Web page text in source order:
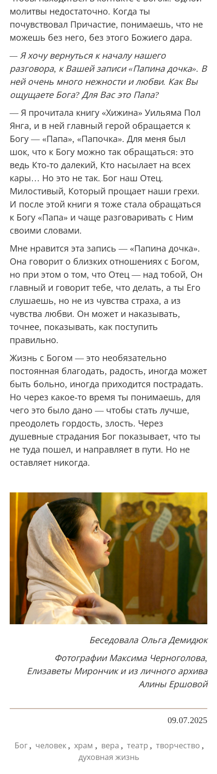
молитвы недостаточно. Когда ты
почувствовал Причастие, понимаешь, что не
можешь без него, без этого Божиего дара.
— Я хочу вернуться к началу нашего
разговора, к Вашей записи «Папина дочка». В
ней очень много нежности и любви. Как Вы
ощущаете Бога? Для Вас это Папа?
— Я прочитала книгу «Хижина» Уильяма Пол
Янга, и в ней главный герой обращается к
Богу — «Папа», «Папочка». Для меня был
шок, что к Богу можно так обращаться: это
ведь Кто-то далекий, Кто насылает на всех
кары… Но это не так. Бог наш Отец.
Милостивый, Который прощает наши грехи.
И после этой книги я тоже стала обращаться
к Богу «Папа» и чаще разговаривать с Ним
своими словами.
Мне нравится эта запись — «Папина дочка».
Она говорит о близких отношениях с Богом,
но при этом о том, что Отец — над тобой, Он
главный и говорит тебе, что делать, а ты Его
слушаешь, но не из чувства страха, а из
чувства любви. Он может и наказывать,
точнее, показывать, как поступить
правильно.
Жизнь с Богом — это необязательно
постоянная благодать, радость, иногда может
быть больно, иногда приходится пострадать.
Но через какое-то время ты понимаешь, для
чего это было дано — чтобы стать лучше,
преодолеть гордость, злость. Через
душевные страдания Бог показывает, что ты
не туда пошел, и направляет в пути. Но не
оставляет никогда.
Беседовала Ольга Демидюк
Фотографии Максима Черноголова,
Елизаветы Мирончик и из личного архива
Алины Ершовой
09.07.2025
Бог , человек , храм , вера , театр , творчество ,
духовная жизнь